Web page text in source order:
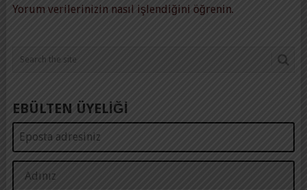
Yorum verilerinizin nasıl işlendiğini öğrenin.
EBÜLTEN ÜYELİĞİ